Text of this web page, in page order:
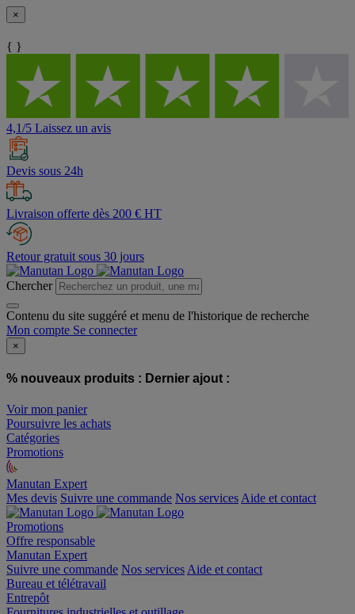
×
{ }
4,1/5 Laissez un avis
Devis sous 24h
Livraison offerte dès 200 € HT
Retour gratuit sous 30 jours
Chercher
Contenu du site suggéré et menu de l'historique de recherche
Mon compte Se connecter
×
% nouveaux produits : Dernier ajout :
Voir mon panier
Poursuivre les achats
Catégories
Promotions
Manutan Expert
offre reconditionnée
Mes devis Suivre une commande Nos services
Promotions
Offre responsable
Manutan Expert
Suivre une commande
Bureau et télétravail
Entrepôt